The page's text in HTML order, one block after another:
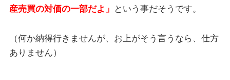
産売買の対価の一部だよ」 という事だそうです。
（何か納得行きませんが、お上がそう言うなら、仕方
ありません）